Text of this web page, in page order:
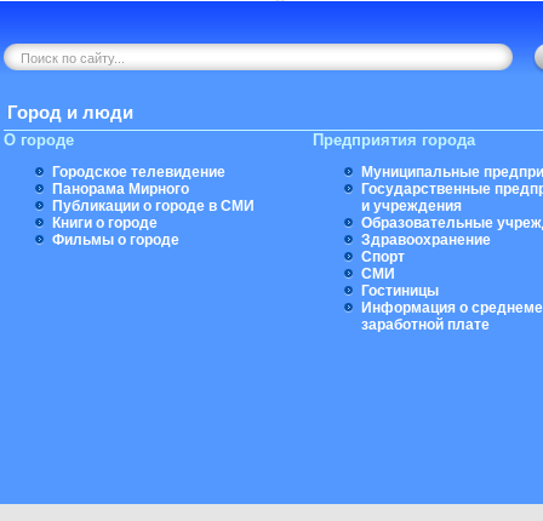
Город и люди
О городе
Городское телевидение
Панорама Мирного
Публикации о городе в СМИ
Книги о городе
Фильмы о городе
Предприятия города
Муниципальные
Государственные
и учреждения
Образовательные
Здравоохранение
Спорт
СМИ
Гостиницы
Информация о
заработной плате